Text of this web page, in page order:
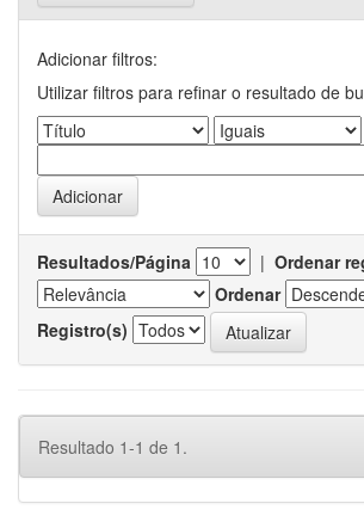
Adicionar filtros:
Utilizar filtros para refinar o resultado de
Resultados/Página | Ordenar
Ordenar
Registro(s)
Resultado 1-1 de 1.